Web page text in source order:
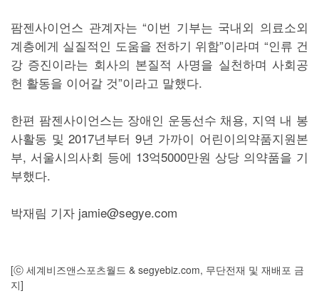
팜젠사이언스 관계자는 “이번 기부는 국내외 의료소외
계층에게 실질적인 도움을 전하기 위함”이라며 “인류 건
강 증진이라는 회사의 본질적 사명을 실천하며 사회공
헌 활동을 이어갈 것”이라고 말했다.
한편 팜젠사이언스는 장애인 운동선수 채용, 지역 내 봉
사활동 및 2017년부터 9년 가까이 어린이의약품지원본
부, 서울시의사회 등에 13억5000만원 상당 의약품을 기
부했다.
박재림 기자 jamie@segye.com
[ⓒ 세계비즈앤스포츠월드 & segyebiz.com, 무단전재 및 재배포 금
지]